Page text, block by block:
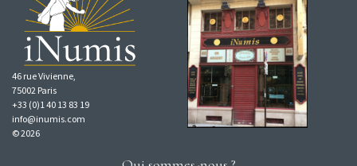
46 rue Vivienne,
75002 Paris
+33 (0)1 40 13 83 19
info@inumis.com
© 2026